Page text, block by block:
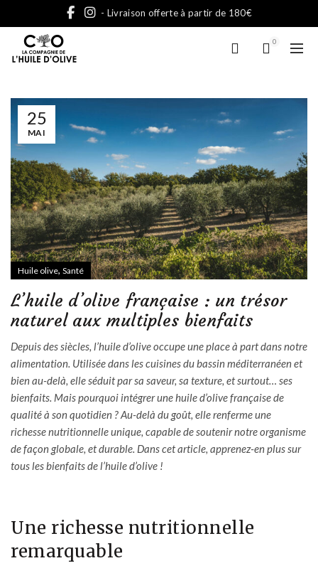
- Livraison offerte à partir de 180€
0
25
MAI
Huile olive, Santé
L’huile d’olive française : un trésor
naturel aux multiples bienfaits
Depuis des siècles, l’huile d’olive occupe une place à part dans notre
alimentation. Utilisée dans les cuisines du bassin méditerranéen et
bien au-delà, elle séduit par sa saveur, sa texture, et surtout… ses
bienfaits. Mais pourquoi intégrer une huile d’olive française de
qualité à son quotidien ? Au-delà du goût, elle renferme une
richesse nutritionnelle unique, capable de soutenir notre organisme
de façon globale, et durable. Dans cet article, apprenez-en plus sur
tous les bienfaits de l’huile d’olive !
Une richesse nutritionnelle
remarquable